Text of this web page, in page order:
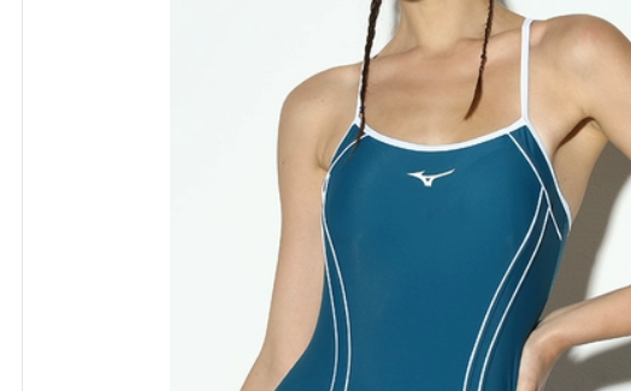
274,000
áo tắm một mảnh
đẹp Đồ bơi Li Ning
nữ 2023 mới một
mảnh gợi cảm giảm
béo che bụng đồ
bơi huấn luyện
chuyên nghiệp thi
đấu áo tắm tam giác
đồ bơi nữ tre em áo
đẹp Đồ bơi nữ 2023
mới một mảnh họa
tiết hoa cao cấp
siêu gợi cảm cô gái
mập hở lưng áo tắm
đi biển suối nước
nóng bộ đồ bơi nữ